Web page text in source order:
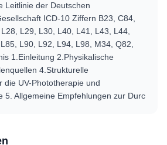
Leitlinie der Deutschen
ICD-10 Ziffern B23, C84,
L29, L30, L40, L41, L43, L44,
L90, L92, L94, L98, M34, Q82,
1.Einleitung 2.Physikalische
4.Strukturelle
die UV-Phototherapie und
5. Allgemeine Empfehlungen zur Durc